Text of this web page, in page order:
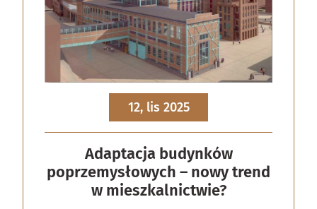
12, lis 2025
Adaptacja budynków
poprzemysłowych – nowy trend
w mieszkalnictwie?